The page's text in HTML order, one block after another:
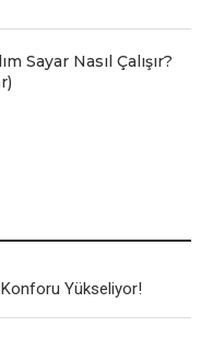
Sayar Nasıl Çalışır?
Konforu Yükseliyor!